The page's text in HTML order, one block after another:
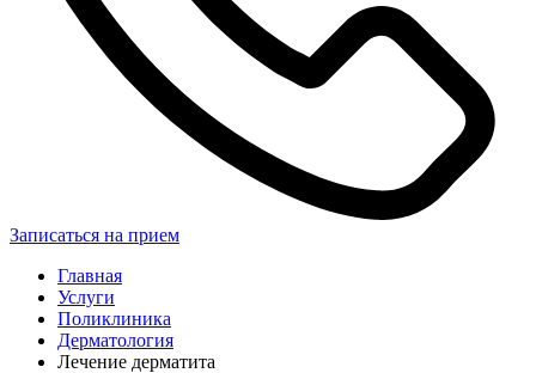
Записаться на прием
Главная
Услуги
Поликлиника
Дерматология
Лечение дерматита